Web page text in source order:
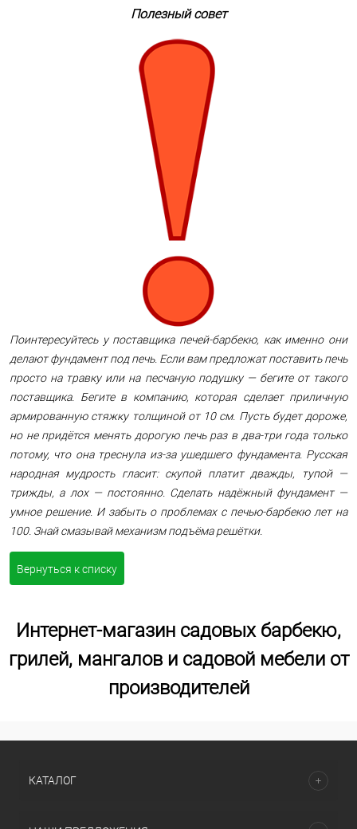
Полезный совет
Поинтересуйтесь у поставщика печей-барбекю, как именно они
делают фундамент под печь. Если вам предложат поставить печь
просто на травку или на песчаную подушку — бегите от такого
поставщика. Бегите в компанию, которая сделает приличную
армированную стяжку толщиной от 10 см. Пусть будет дороже,
но не придётся менять дорогую печь раз в два-три года только
потому, что она треснула из-за ушедшего фундамента. Русская
народная мудрость гласит: скупой платит дважды, тупой —
трижды, а лох — постоянно. Сделать надёжный фундамент —
умное решение. И забыть о проблемах с печью-барбекю лет на
100. Знай смазывай механизм подъёма решётки.
Вернуться к списку
Интернет-магазин садовых барбекю,
грилей, мангалов и садовой мебели от
производителей
КАТАЛОГ